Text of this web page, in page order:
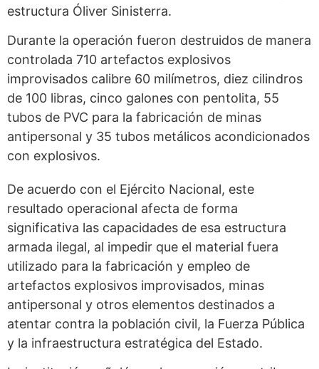
estructura Óliver Sinisterra.
Durante la operación fueron destruidos de manera
controlada 710 artefactos explosivos
improvisados calibre 60 milímetros, diez cilindros
de 100 libras, cinco galones con pentolita, 55
tubos de PVC para la fabricación de minas
antipersonal y 35 tubos metálicos acondicionados
con explosivos.
De acuerdo con el Ejército Nacional, este
resultado operacional afecta de forma
significativa las capacidades de esa estructura
armada ilegal, al impedir que el material fuera
utilizado para la fabricación y empleo de
artefactos explosivos improvisados, minas
antipersonal y otros elementos destinados a
atentar contra la población civil, la Fuerza Pública
y la infraestructura estratégica del Estado.